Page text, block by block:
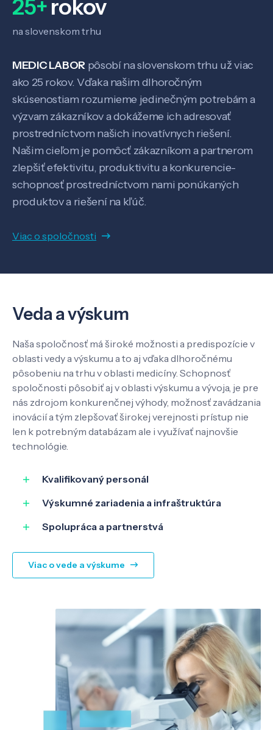
Veda a výskum
Pôsobenie
Know-how
O nás
Kontakt
SK EN
25+rokov
na slovenskom trhu
MEDIC LABOR pôsobí na slovenskom trhu už viac
ako 25 rokov. Vďaka našim dlhoročným
skúsenostiam rozumieme jedinečným potrebám a
výzvam zákazníkov a dokážeme ich adresovať
prostredníctvom našich inovatívnych riešení.
Našim cieľom je pomôcť zákazníkom a partnerom
zlepšiť efektivitu, produktivitu a konkurencie-
schopnosť prostredníctvom nami ponúkaných
produktov a riešení na kľúč.
Viac o spoločnosti
Veda a výskum
Naša spoločnosť má široké možnosti a predispozície v
oblasti vedy a výskumu a to aj vďaka dlhoročnému
pôsobeniu na trhu v oblasti medicíny. Schopnosť
spoločnosti pôsobiť aj v oblasti výskumu a vývoja, je pre
nás zdrojom konkurenčnej výhody, možnosť zavádzania
inovácií a tým zlepšovať širokej verejnosti prístup nie
len k potrebným databázam ale i využívať najnovšie
technológie.
Kvalifikovaný personál
Výskumné zariadenia a infraštruktúra
Spolupráca a partnerstvá
Viac o vede a výskume